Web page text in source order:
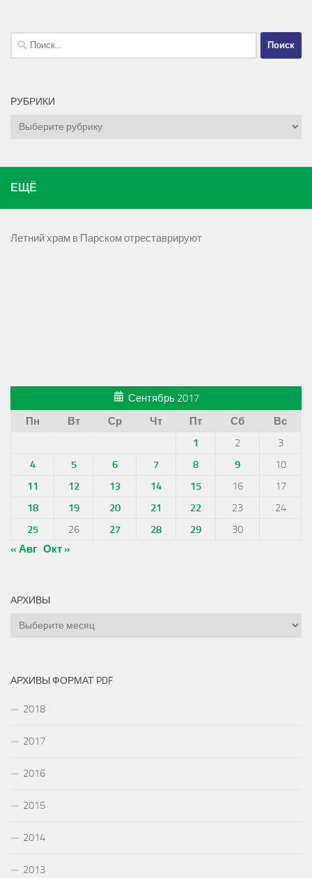
Найти:
РУБРИКИ
Рубрики
ЕЩЁ
Летний храм в Парском отреставрируют
Сентябрь 2017
Пн
Вт Ср Чт Пт Сб
Вс
1
2
3
4
5 6 7 8 9
10
11
12 13 14 15 16
17
18
19 20 21 22 23
24
25
26 27 28 29
30
« Авг Окт »
АРХИВЫ
Архивы
АРХИВЫ ФОРМАТ PDF
2018
2017
2016
2015
2014
2013